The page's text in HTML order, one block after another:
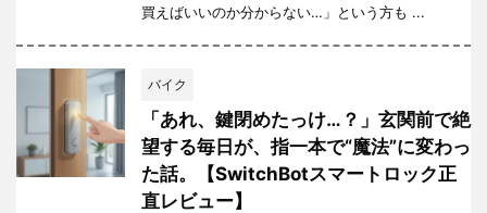
買えばいいのか分からない…」という方も ...
バイク
「あれ、鍵閉めたっけ…？」玄関前で絶
望する毎日が、指一本で“魔法”に変わっ
た話。【SwitchBotスマートロック正
直レビュー】